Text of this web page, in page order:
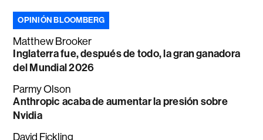
OPINIÓN BLOOMBERG
Matthew Brooker
Inglaterra fue, después de todo, la gran ganadora
del Mundial 2026
Parmy Olson
Anthropic acaba de aumentar la presión sobre
Nvidia
David Fickling